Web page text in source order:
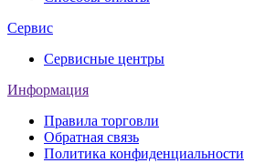
Сервис
Сервисные центры
Информация
Правила торговли
Обратная связь
Политика конфиденциальности